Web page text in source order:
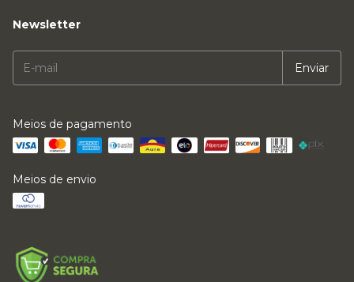
Newsletter
Meios de pagamento
Meios de envio